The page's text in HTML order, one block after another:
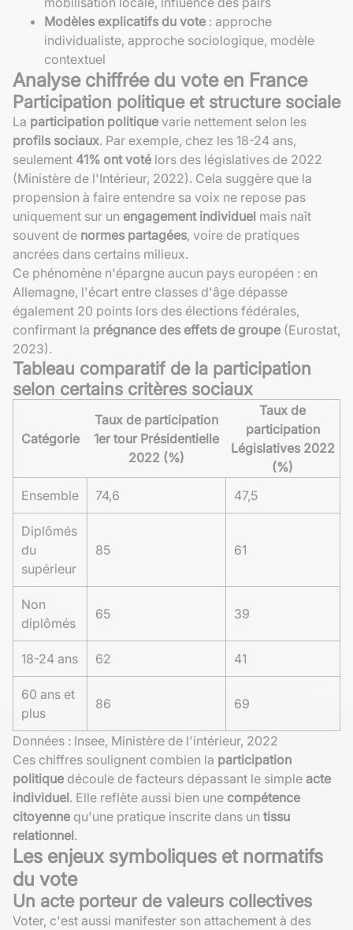
Modèles explicatifs du vote : approche
individualiste, approche sociologique, modèle
contextuel
Analyse chiffrée du vote en France
Participation politique et structure sociale
La participation politique varie nettement selon les
profils sociaux. Par exemple, chez les 18-24 ans,
seulement 41% ont voté lors des législatives de 2022
(Ministère de l'Intérieur, 2022). Cela suggère que la
propension à faire entendre sa voix ne repose pas
uniquement sur un engagement individuel mais naît
souvent de normes partagées, voire de pratiques
ancrées dans certains milieux.
Ce phénomène n'épargne aucun pays européen : en
Allemagne, l'écart entre classes d'âge dépasse
également 20 points lors des élections fédérales,
confirmant la prégnance des effets de groupe (Eurostat,
2023).
Tableau comparatif de la participation
selon certains critères sociaux
Catégorie
Taux de participation
1er tour Présidentielle
2022 (%)
Taux de
participation
Législatives 2022
(%)
Ensemble
74,6 47,5
Diplômés
du
supérieur
85 61
Non
diplômés
65 39
18-24 ans 62 41
60 ans et
plus
86 69
Données : Insee, Ministère de l'intérieur, 2022
Ces chiffres soulignent combien la participation
politique découle de facteurs dépassant le simple acte
individuel. Elle reflète aussi bien une compétence
citoyenne qu'une pratique inscrite dans un tissu
relationnel.
Les enjeux symboliques et normatifs
du vote
Un acte porteur de valeurs collectives
Voter, c'est aussi manifester son attachement à des